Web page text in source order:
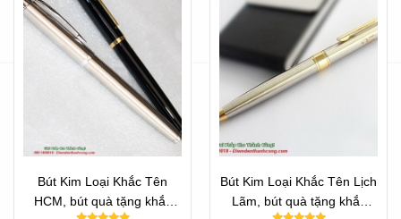
Bút Kim Loại Khắc Tên
HCM, bút quà tặng khắc
Bút Kim Loại Khắc Tên Lịch
Lãm, bút quà tặng khắc